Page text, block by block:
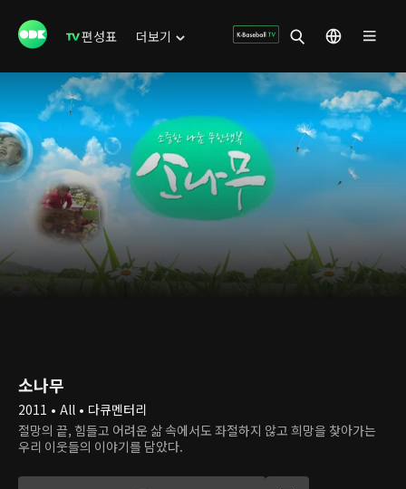
편성표 더보기
소나무
2011 • All • 다큐멘터리
절망의 끝, 힘들고 어려운 삶 속에서도 좌절하지 않고 희망을 찾아가는
우리 이웃들의 이야기를 담았다.